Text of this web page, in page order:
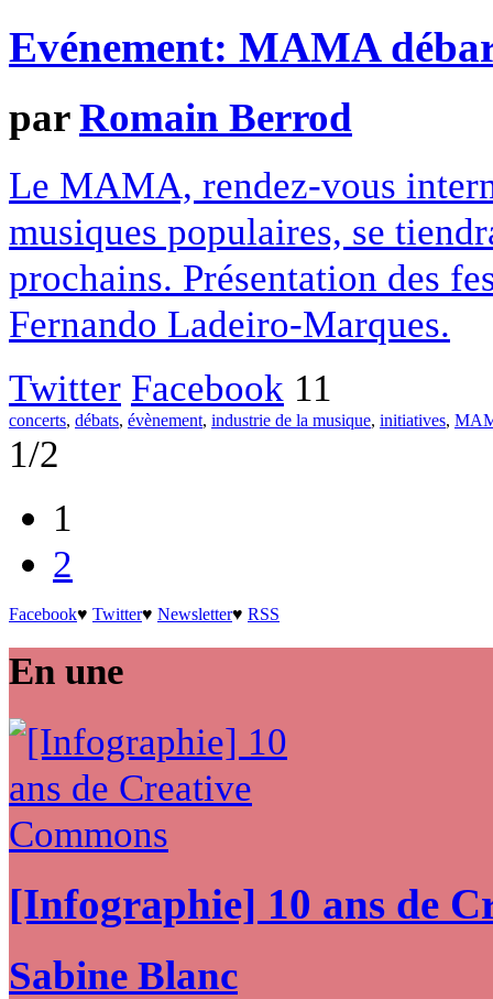
Evénement: MAMA
parRomain Berrod
Le MAMA, rendez-vous
musiques populaires, se
prochains. Présentation des
Fernando Ladeiro-Marques.
Twitter Facebook 11
concerts, débats, évènement, industrie de la musique, initiatives,
1/2
1
2
Facebook♥ Twitter♥ Newsletter♥ RSS
En une
[Infographie] 10 ans de
Sabine Blanc